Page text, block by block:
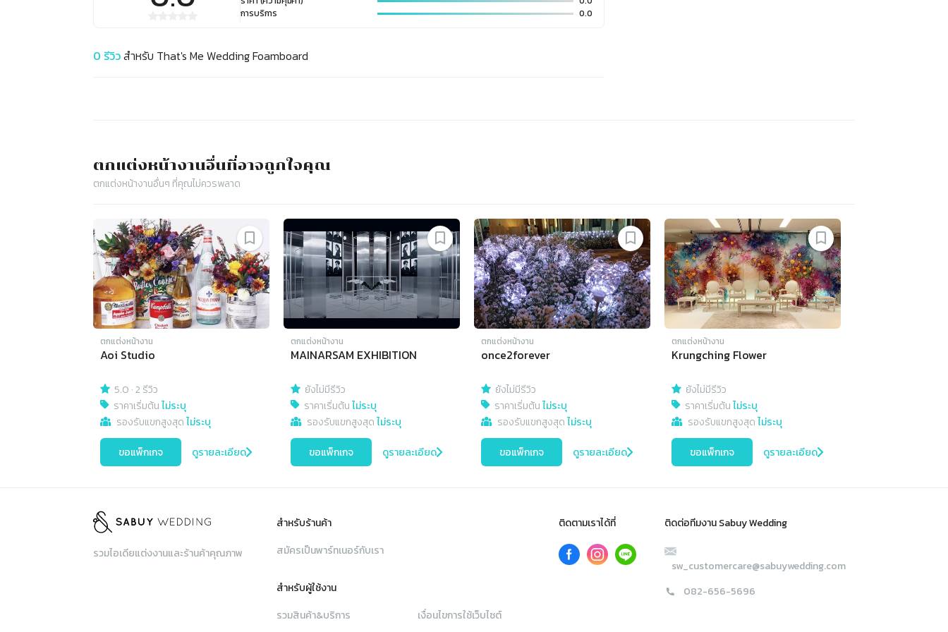
การบริการ
0.0
0 รีวิวสำหรับ That's Me Wedding Foamboard
ตกแต่งหน้างานอื่นที่อาจถูกใจคุณ
ตกแต่งหน้างานอื่นๆ ที่คุณไม่ควรพลาด
ตกแต่งหน้างาน
Aoi Studio
5.0 ·2 รีวิว
ราคาเริ่มต้นไม่ระบุ
รองรับแขกสูงสุดไม่ระบุ
ขอแพ็กเกจ ดูรายละเอียด
ตกแต่งหน้างาน
MAINARSAM EXHIBITION
ยังไม่มีรีวิว
ราคาเริ่มต้นไม่ระบุ
รองรับแขกสูงสุดไม่ระบุ
ขอแพ็กเกจ ดูรายละเอียด
ตกแต่งหน้างาน
once2forever
ยังไม่มีรีวิว
ราคาเริ่มต้นไม่ระบุ
รองรับแขกสูงสุดไม่ระบุ
ขอแพ็กเกจ ดูรายละเอียด
ตกแต่งหน้างาน
Krungching Flower
ยังไม่มีรีวิว
ราคาเริ่มต้นไม่ระบุ
รองรับแขกสูงสุดไม่ระบุ
ขอแพ็กเกจ ดูรายละเอียด
รวมไอเดียแต่งงานและร้านค้าคุณภาพ
สำหรับร้านค้า
สมัครเป็นพาร์ทเนอร์กับเรา
สำหรับผู้ใช้งาน
รวมสินค้า&บริการ
เงื่อนไขการใช้เว็บไซต์
ติดตามเราได้ที่ ติดต่อทีมงาน Sabuy Wedding
sw_customercare@sabuywedding.com
082-656-5696